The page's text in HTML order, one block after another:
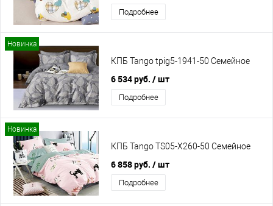
Подробнее
Новинка
КПБ Tango tpig5-1941-50 Семейное
6 534 руб. / шт
Подробнее
Новинка
КПБ Tango TS05-X260-50 Семейное
6 858 руб. / шт
Подробнее